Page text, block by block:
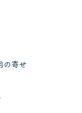
の寄せ